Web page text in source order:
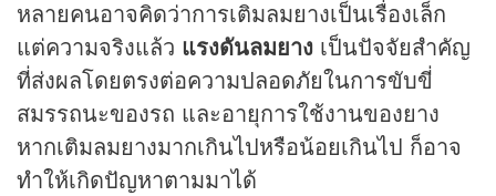
หลายคนอาจคิดว่าการเติมลมยางเป็นเรื่องเล็ก
แต่ความจริงแล้ว แรงดันลมยาง เป็นปัจจัยสำคัญ
ที่ส่งผลโดยตรงต่อความปลอดภัยในการขับขี่
สมรรถนะของรถ และอายุการใช้งานของยาง
หากเติมลมยางมากเกินไปหรือน้อยเกินไป ก็อาจ
ทำให้เกิดปัญหาตามมาได้